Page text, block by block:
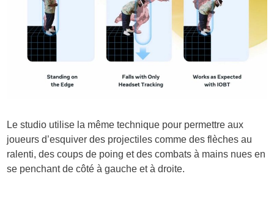
Le studio utilise la même technique pour permettre aux
joueurs d’esquiver des projectiles comme des flèches au
ralenti, des coups de poing et des combats à mains nues en
se penchant de côté à gauche et à droite.